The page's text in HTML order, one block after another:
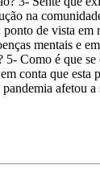
na
de vista em
mentais e
5- Como é que se
conta que esta
afetou a